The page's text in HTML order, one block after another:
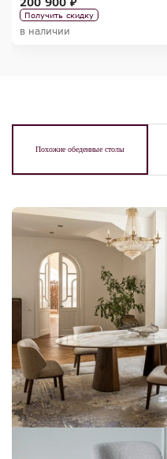
Получить скидку
в наличии
Похожие обеденные столы